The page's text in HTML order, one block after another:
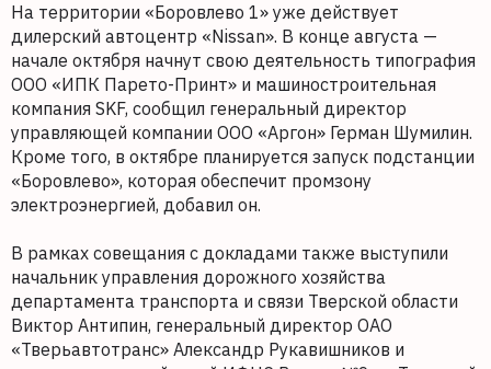
На территории «Боровлево 1» уже действует
дилерский автоцентр «Nissan». В конце августа —
начале октября начнут свою деятельность типография
ООО «ИПК Парето-Принт» и машиностроительная
компания SKF, сообщил генеральный директор
управляющей компании ООО «Аргон» Герман Шумилин.
Кроме того, в октябре планируется запуск подстанции
«Боровлево», которая обеспечит промзону
электроэнергией, добавил он.
В рамках совещания с докладами также выступили
начальник управления дорожного хозяйства
департамента транспорта и связи Тверской области
Виктор Антипин, генеральный директор ОАО
«Тверьавтотранс» Александр Рукавишников и